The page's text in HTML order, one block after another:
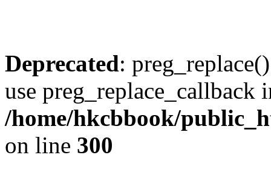
Deprecated:
use preg_replace_callback
/home/hkcbbook/
on line 300